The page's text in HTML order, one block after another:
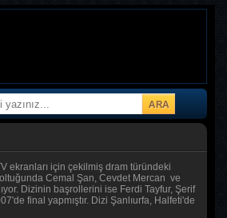
ekranları için çekilmiş dram türündeki
Cemal Şan, Cevdet Mercan ve
Dizinin başrollerini ise Ferdi Tayfur, Şerif
final yapmıştır. Dizi Şanlıurfa, Halfeti'de